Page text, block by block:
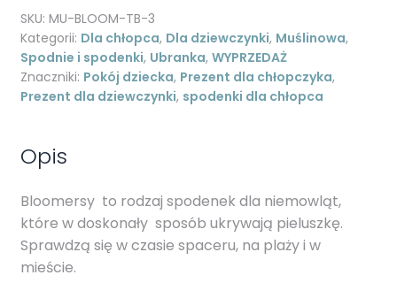
niemowlęce
-
Księżyce
SKU: MU-BLOOM-TB-3
Kategorii: Dla chłopca, Dla dziewczynki, Muślinowa,
Spodnie i spodenki, Ubranka, WYPRZEDAŻ
Znaczniki: Pokój dziecka, Prezent dla chłopczyka,
Prezent dla dziewczynki, spodenki dla chłopca
Opis
Bloomersy to rodzaj spodenek dla niemowląt,
które w doskonały sposób ukrywają pieluszkę.
Sprawdzą się w czasie spaceru, na plaży i w
mieście.